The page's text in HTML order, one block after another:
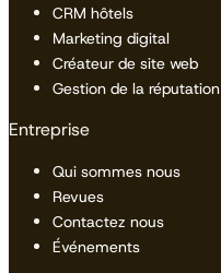
CRM hôtels
Marketing digital
Créateur de site web
Gestion de la réputation
Entreprise
Qui sommes nous
Revues
Contactez nous
Événements